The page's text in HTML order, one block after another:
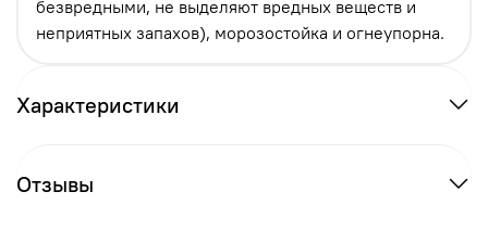
безвредными, не выделяют вредных веществ и
неприятных запахов), морозостойка и огнеупорна.
Характеристики
Отзывы